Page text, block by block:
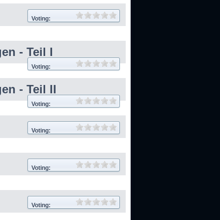
Voting:
- Teil I
Voting:
- Teil II
Voting:
Voting:
Voting:
Voting: